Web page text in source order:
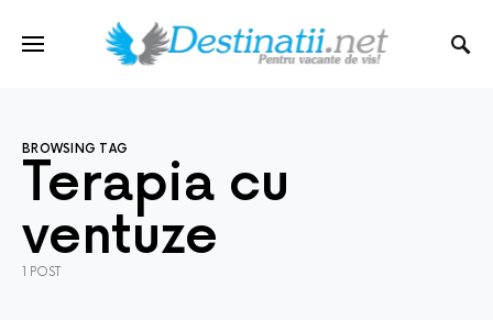
BROWSING TAG
Terapia cu
ventuze
1 POST